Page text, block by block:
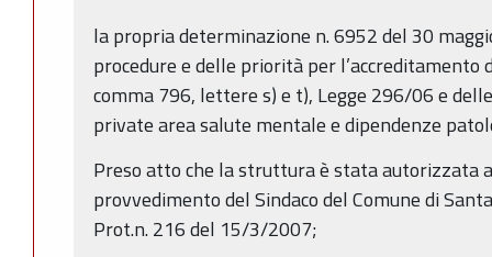
la propria determinazione n. 6952 del 30
procedure e delle priorità per l’accreditamento
comma 796, lettere s) e t), Legge 296/06 e
private area salute mentale e dipendenze
Preso atto che la struttura è stata autorizzata
provvedimento del Sindaco del Comune di
Prot.n. 216 del 15/3/2007;